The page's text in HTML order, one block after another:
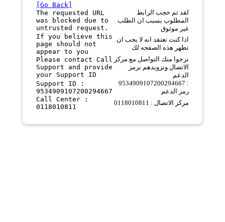
[Go Back]
The requested URL
was blocked due to
untrusted request.
لقد تم حجب الرابط
المطلوب بسبب ان الطلب
غير موثوق
If you believe this
page should not
appear to you
اذا كنت تعتقد انه لا يجب ان
تظهر هذه الصفحه لك
Please contact Call
Support and provide
your Support ID
نرجوا منك التواصل مع مركز
الاتصال وتزويدهم برمز
الدعم
Support ID :
9534909107200294667
9534909107200294667 :
رمز الدعم
Call Center :
0118010811
مركز الاتصال : 0118010811